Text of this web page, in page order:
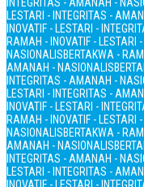
LESTARI - INTEGRITAS -
INOVATIF - LESTARI -
RAMAH - INOVATIF - LESTARI
NASIONALISBERTAKWA -
AMANAH - NASIONALIS
INTEGRITAS - AMANAH -
LESTARI - INTEGRITAS -
INOVATIF - LESTARI -
RAMAH - INOVATIF - LESTARI
NASIONALISBERTAKWA -
AMANAH - NASIONALIS
INTEGRITAS - AMANAH -
LESTARI - INTEGRITAS -